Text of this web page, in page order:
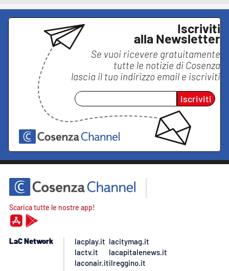
Iscriviti
alla Newsletter
Se vuoi ricevere gratuitamente
tutte le notizie di Cosenza
lascia il tuo indirizzo email e iscriviti
Iscriviti
Scarica tutte le nostre app!
LaC Network
lacplay.it
lactv.it
laconair.it
lacitymag.it
lacapitalenews.it
ilreggino.it